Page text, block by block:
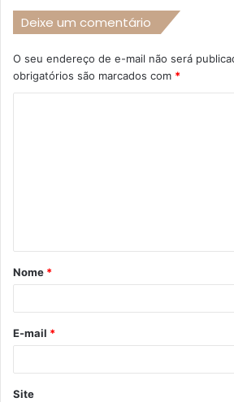
Deixe um comentário
O seu endereço de e-mail não será
obrigatórios são marcados com *
á
r
*
Nome *
E-mail *
Site